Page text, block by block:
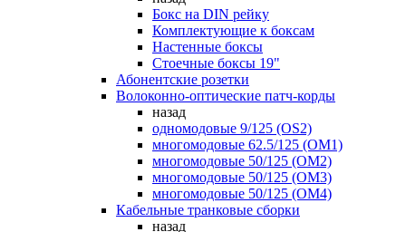
Бокс на DIN рейку
Комплектующие к боксам
Настенные боксы
Стоечные боксы 19"
Абонентские розетки
Волоконно-оптические патч-корды
назад
одномодовые 9/125 (OS2)
многомодовые 62.5/125 (OM1)
многомодовые 50/125 (OM2)
многомодовые 50/125 (OM3)
многомодовые 50/125 (OM4)
Кабельные транковые сборки
назад